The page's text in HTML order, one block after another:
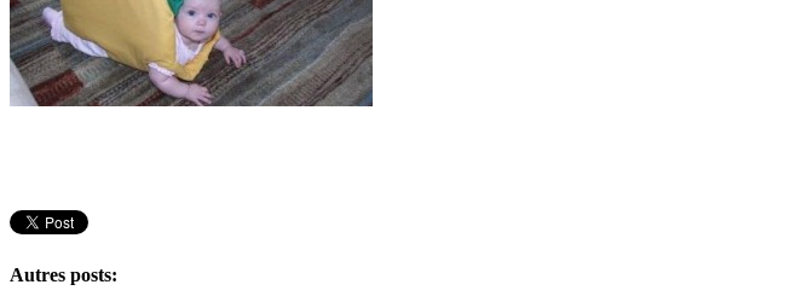
Autres posts: